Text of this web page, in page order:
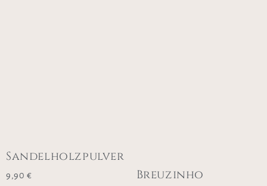
Sandelholzpulver
9,90 € Breuzinho